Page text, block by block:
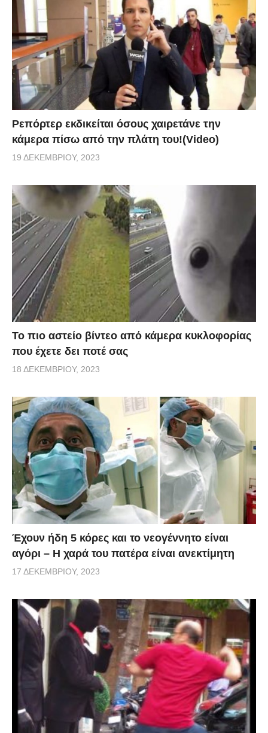
Ρεπόρτερ εκδικείται όσους χαιρετάνε την
κάμερα πίσω από την πλάτη του!(Video)
19 ΔΕΚΕΜΒΡΊΟΥ, 2023
Το πιο αστείο βίντεο από κάμερα κυκλοφορίας
που έχετε δει ποτέ σας
18 ΔΕΚΕΜΒΡΊΟΥ, 2023
Έχουν ήδη 5 κόρες και το νεογέννητο είναι
αγόρι – Η χαρά του πατέρα είναι ανεκτίμητη
17 ΔΕΚΕΜΒΡΊΟΥ, 2023